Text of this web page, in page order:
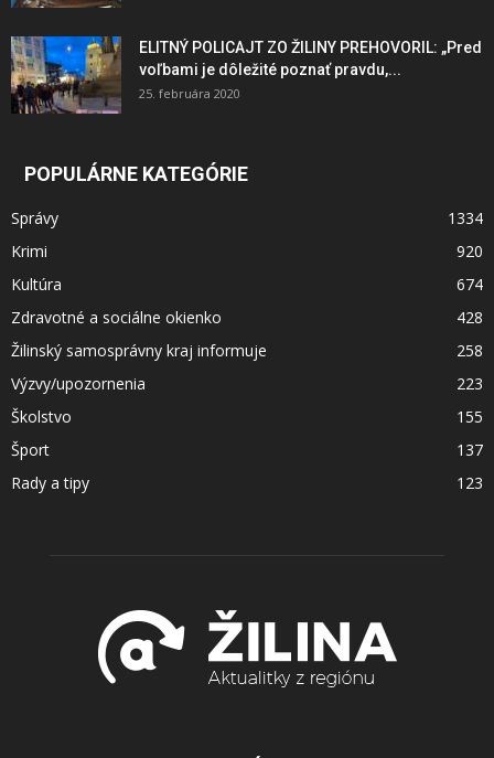
ELITNÝ POLICAJT ZO ŽILINY PREHOVORIL: „Pred
voľbami je dôležité poznať pravdu,...
25. februára 2020
POPULÁRNE KATEGÓRIE
Správy
1334
Krimi
920
Kultúra
674
Zdravotné a sociálne okienko
428
Žilinský samosprávny kraj informuje
258
Výzvy/upozornenia
223
Školstvo
155
Šport
137
Rady a tipy
123